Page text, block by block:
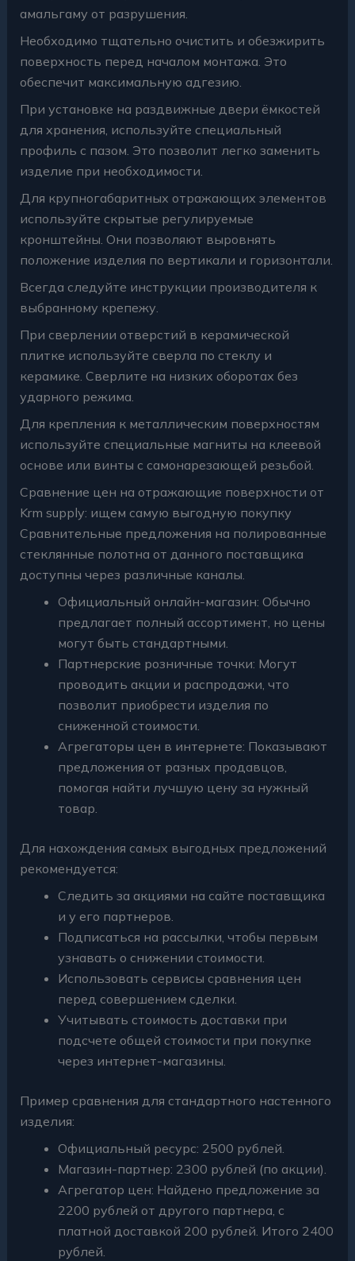
амальгаму от разрушения.
Необходимо тщательно очистить и обезжирить
поверхность перед началом монтажа. Это
обеспечит максимальную адгезию.
При установке на раздвижные двери ёмкостей
для хранения, используйте специальный
профиль с пазом. Это позволит легко заменить
изделие при необходимости.
Для крупногабаритных отражающих элементов
используйте скрытые регулируемые
кронштейны. Они позволяют выровнять
положение изделия по вертикали и горизонтали.
Всегда следуйте инструкции производителя к
выбранному крепежу.
При сверлении отверстий в керамической
плитке используйте сверла по стеклу и
керамике. Сверлите на низких оборотах без
ударного режима.
Для крепления к металлическим поверхностям
используйте специальные магниты на клеевой
основе или винты с самонарезающей резьбой.
Сравнение цен на отражающие поверхности от
Krm supply: ищем самую выгодную покупку
Сравнительные предложения на полированные
стеклянные полотна от данного поставщика
доступны через различные каналы.
Официальный онлайн-магазин: Обычно
предлагает полный ассортимент, но цены
могут быть стандартными.
Партнерские розничные точки: Могут
проводить акции и распродажи, что
позволит приобрести изделия по
сниженной стоимости.
Агрегаторы цен в интернете: Показывают
предложения от разных продавцов,
помогая найти лучшую цену за нужный
товар.
Для нахождения самых выгодных предложений
рекомендуется:
Следить за акциями на сайте поставщика
и у его партнеров.
Подписаться на рассылки, чтобы первым
узнавать о снижении стоимости.
Использовать сервисы сравнения цен
перед совершением сделки.
Учитывать стоимость доставки при
подсчете общей стоимости при покупке
через интернет-магазины.
Пример сравнения для стандартного настенного
изделия:
Официальный ресурс: 2500 рублей.
Магазин-партнер: 2300 рублей (по акции).
Агрегатор цен: Найдено предложение за
2200 рублей от другого партнера, с
платной доставкой 200 рублей. Итого 2400
рублей.